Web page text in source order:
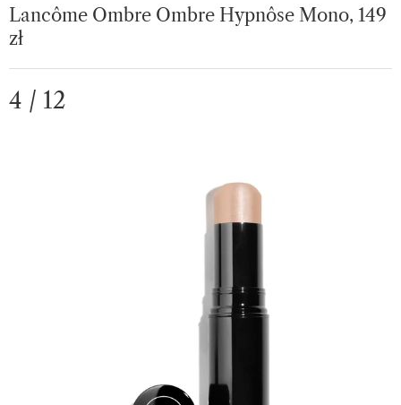
Lancôme Ombre Ombre Hypnôse Mono, 149
zł
4 / 12